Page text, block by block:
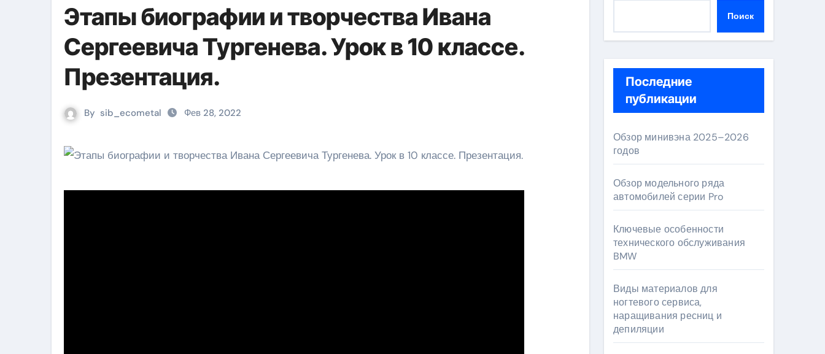
Этапы биографии и творчества Ивана
Сергеевича Тургенева. Урок в 10 классе.
Презентация.
By sib_ecometal Фев 28, 2022
Поиск
Последние
публикации
Обзор минивэна 2025–2026
годов
Обзор модельного ряда
автомобилей серии Pro
Ключевые особенности
технического обслуживания
BMW
Виды материалов для
ногтевого сервиса,
наращивания ресниц и
депиляции